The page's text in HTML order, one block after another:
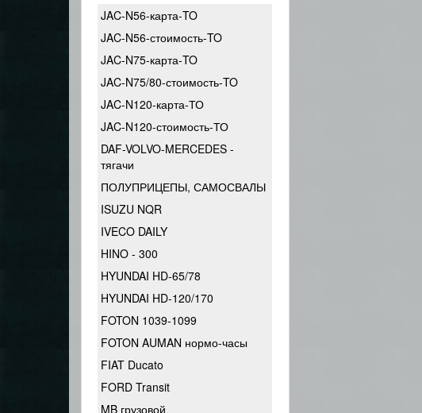
JAC-N56-карта-TO
JAC-N56-стоимость-TO
JAC-N75-карта-TO
JAC-N75/80-стоимость-TO
JAC-N120-карта-ТО
JAC-N120-стоимость-ТО
DAF-VOLVO-MERCEDES -
тягачи
ПОЛУПРИЦЕПЫ, САМОСВАЛЫ
ISUZU NQR
IVECO DAILY
HINO - 300
HYUNDAI HD-65/78
HYUNDAI HD-120/170
FOTON 1039-1099
FOTON AUMAN нормо-часы
FIAT Ducato
FORD Transit
MB грузовой